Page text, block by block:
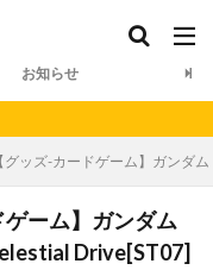
お知らせ
グッズ-カードゲーム】ガンダ
ゲーム】ガンダム
Drive[ST07]